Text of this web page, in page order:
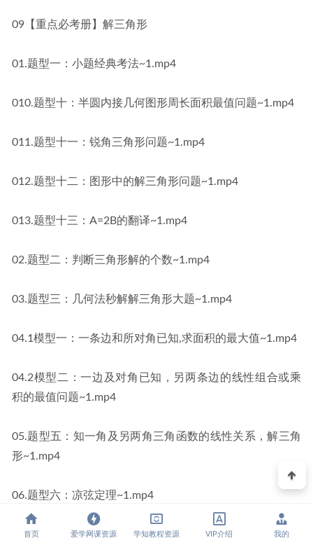
09【重点必考册】解三角形
01.题型一：小题经典考法~1.mp4
010.题型十：半圆内接几何图形周长面积最值问题~1.mp4
011.题型十一：锐角三角形问题~1.mp4
012.题型十二：图形中的解三角形问题~1.mp4
013.题型十三：A=2B的翻译~1.mp4
02.题型二：判断三角形解的个数~1.mp4
03.题型三：几何法秒解解三角形大题~1.mp4
04.1模型一：一条边和所对角已知,求面积的最大值~1.mp4
04.2模型二：一边及对角已知，另两条边的线性组合或乘
积的最值问题~1.mp4
05.题型五：知一角及另两角三角函数的线性关系，解三角
形~1.mp4
06.题型六：凉弦定理~1.mp4
07.题型七：角分线定理~1.mp4
首页 爱学网课资源 学知教程资源 VIP介绍 我的